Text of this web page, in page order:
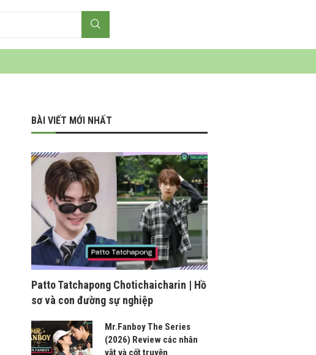
BÀI VIẾT MỚI NHẤT
Patto Tatchapong Chotichaicharin | Hồ
sơ và con đường sự nghiệp
Mr.Fanboy The Series
(2026) Review các nhân
vật và cốt truyện